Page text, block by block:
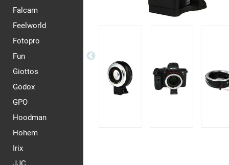
Falcam
Feelworld
Fotopro
Fun
Giottos
Godox
GPO
Hoodman
Hohem
Irix